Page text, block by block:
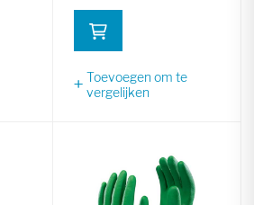
Toevoegen om te
vergelijken